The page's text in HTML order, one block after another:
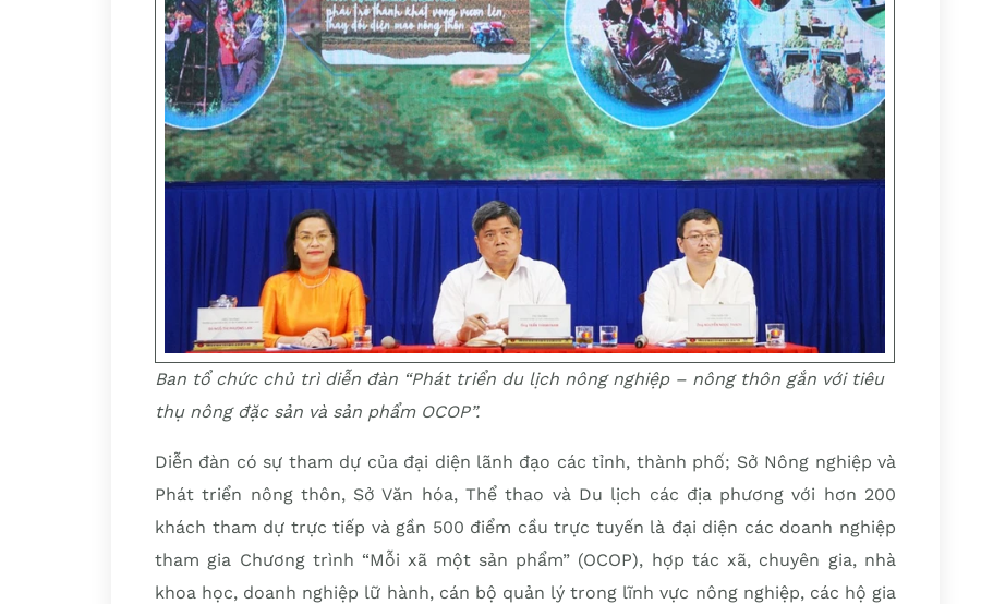
Ban tổ chức chủ trì diễn đàn “Phát triển du lịch nông nghiệp – nông thôn gắn với tiêu
thụ nông đặc sản và sản phẩm OCOP”.
Diễn đàn có sự tham dự của đại diện lãnh đạo các tỉnh, thành phố; Sở Nông nghiệp và
Phát triển nông thôn, Sở Văn hóa, Thể thao và Du lịch các địa phương với hơn 200
khách tham dự trực tiếp và gần 500 điểm cầu trực tuyến là đại diện các doanh nghiệp
tham gia Chương trình “Mỗi xã một sản phẩm” (OCOP), hợp tác xã, chuyên gia, nhà
khoa học, doanh nghiệp lữ hành, cán bộ quản lý trong lĩnh vực nông nghiệp, các hộ gia